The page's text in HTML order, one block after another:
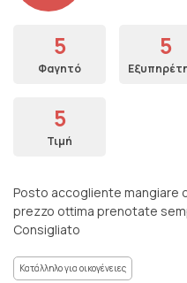
5
Φαγητό
5
5
Τιμή
Posto accogliente mangiare
prezzo ottima prenotate
Consigliato
Κατάλληλο για οικογένειες